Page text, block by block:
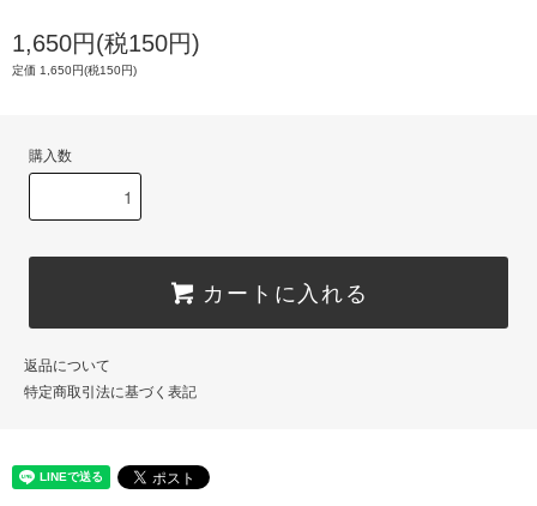
1,650円(税150円)
定価 1,650円(税150円)
購入数
カートに入れる
返品について
特定商取引法に基づく表記